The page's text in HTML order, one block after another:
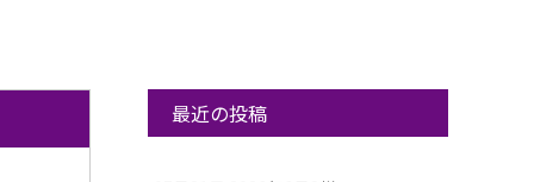
最近の投稿